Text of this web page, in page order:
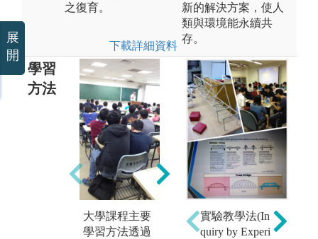
之復育。
下載詳細資料
新的解決方案，使人
類與環境能永續共
存。
學習
方法
大學課程主要
學習方法透過
參與專題演講
活動：透過專
題演講活動將
邀請業界知名
專家進行演
講，透過演講
了解業界實務
實驗教學法(In
quiry by Experi
展
開